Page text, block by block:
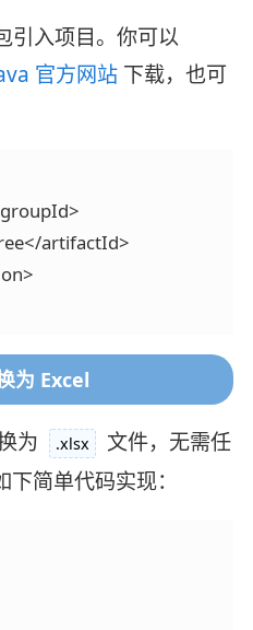
引入项目。你可以
官方网站下载，也可
groupId>
artifactId>
为 Excel
为 .xlsx
文件，无需任
简单代码实现：